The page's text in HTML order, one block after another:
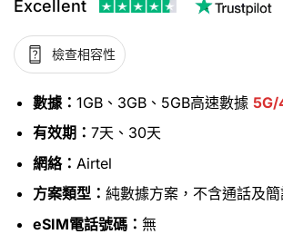
Excellent
檢查相容性
數據： 1GB、3GB、5GB高速數據 5G/
有效期： 7天、30天
網絡： Airtel
方案類型： 純數據方案，不含通話及
eSIM電話號碼： 無